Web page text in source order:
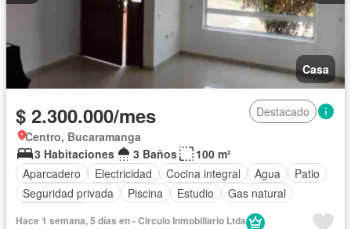
Casa
$ 2.300.000/mes
Destacado
Centro, Bucaramanga
3 Habitaciones
3 Baños
100 m²
Aparcadero
Electricidad Cocina integral Agua
Patio
Seguridad privada
Piscina Estudio
Gas natural
Hace 1 semana, 5 días en - Circulo Inmobiliario Ltda